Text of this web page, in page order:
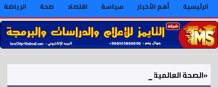
الرئيسية أهم الأخبار سياسة اقتصاد صحة الرياضة